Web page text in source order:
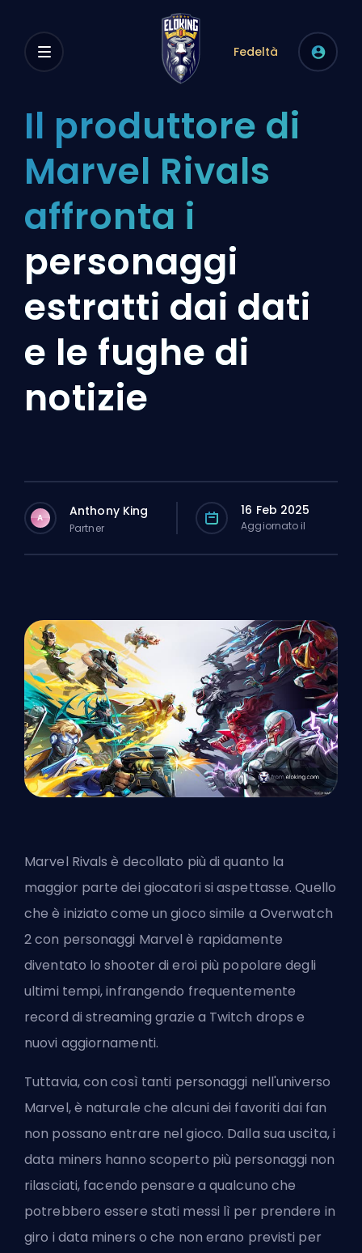
Fedeltà
Il produttore di
Marvel Rivals
affronta i
personaggi
estratti dai dati
e le fughe di
notizie
A Anthony King
Partner
16 Feb 2025
Aggiornato il
Marvel Rivals è decollato più di quanto la
maggior parte dei giocatori si aspettasse. Quello
che è iniziato come un gioco simile a Overwatch
2 con personaggi Marvel è rapidamente
diventato lo shooter di eroi più popolare degli
ultimi tempi, infrangendo frequentemente
record di streaming grazie a Twitch drops e
nuovi aggiornamenti.
Tuttavia, con così tanti personaggi nell'universo
Marvel, è naturale che alcuni dei favoriti dai fan
non possano entrare nel gioco. Dalla sua uscita, i
data miners hanno scoperto più personaggi non
rilasciati, facendo pensare a qualcuno che
potrebbero essere stati messi lì per prendere in
giro i data miners o che non erano previsti per